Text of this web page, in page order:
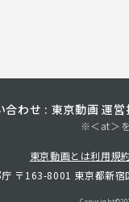
合わせ : 東京動画 運営
※＜at＞を
東京動画とは利用規
〒163-8001 東京都新宿